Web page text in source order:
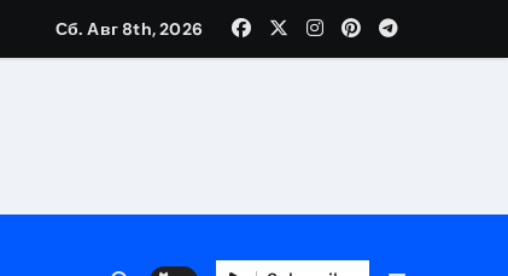
Сб. Авг 8th, 2026